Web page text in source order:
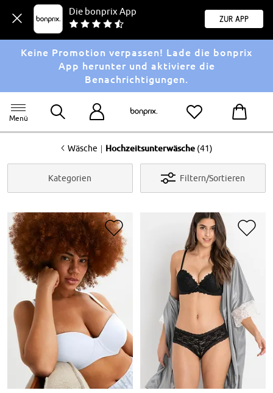
Die bonprix App
Zur App
Keine Promotion verpassen! Lade die bonprix
App herunter und aktiviere die
Benachrichtigungen.
Menü
<Wäsche | Hochzeitsunterwäsche (41)
Kategorien Filtern/Sortieren